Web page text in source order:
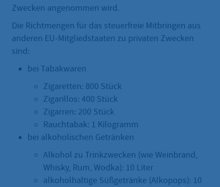
Zwecken angenommen wird.
Die Richtmengen für das steuerfreie Mitbringen aus
anderen EU-Mitgliedstaaten zu privaten Zwecken
sind:
bei Tabakwaren
Zigaretten: 800 Stück
Zigarillos: 400 Stück
Zigarren: 200 Stück
Rauchtabak: 1 Kilogramm
bei alkoholischen Getränken
Alkohol zu Trinkzwecken (wie Weinbrand,
Whisky, Rum, Wodka): 10 Liter
alkoholhaltige Süßgetränke (Alkopops): 10